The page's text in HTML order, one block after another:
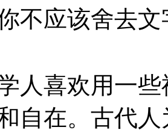
不应该舍去
喜欢用一些
自在。古代